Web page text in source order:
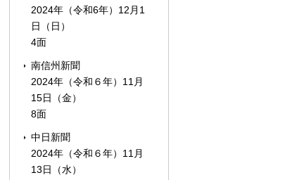
2024年（令和6年）12月1
日（日）
4面
南信州新聞
2024年（令和６年）11月
15日（金）
8面
中日新聞
2024年（令和６年）11月
13日（水）